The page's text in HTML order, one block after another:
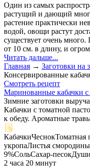
Один из самых
растущий и дающий
растение практически
водой, овощи растут
существует очень
от 10 см. в длину, и
Читать дальше...
Главная → Заготовки на
Консервированные
Смотреть рецепт
Маринованные кабачки
Зимние заготовки
Кабачки с томатной
к обеду. Ароматные
КабачкиЧеснокТоматная
укропаЛистья смородины
9%СольСахар-песок
2 часа 20 минут